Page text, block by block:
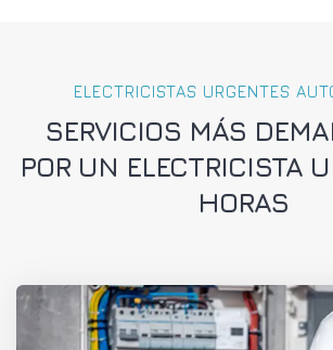
ELECTRICISTAS URGENTES
SERVICIOS MÁS
POR UN ELECTRICISTA
HORAS